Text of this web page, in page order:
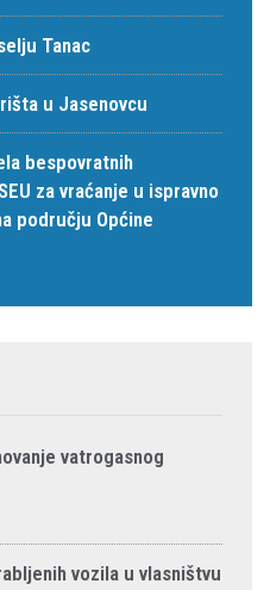
Tanac
u Jasenovcu
bespovratnih
za vraćanje u ispravno
području Općine
vatrogasnog
vozila u vlasništvu